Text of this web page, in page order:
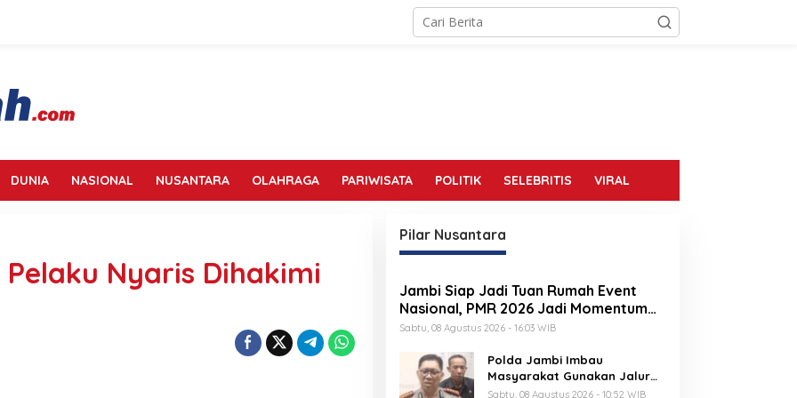
DUNIA NASIONAL NUSANTARA OLAHRAGA PARIWISATA POLITIK SELEBRITIS VIRAL
Nyaris Dihakimi
Pilar Nusantara
Jambi Siap Jadi Tuan Rumah Event
Nasional, PMR 2026 Jadi Momentum
Pembuktian
Sabtu, 08 Agustus 2026 - 16:03 WIB
Polda Jambi Imbau
Masyarakat Gunakan Jalur
Alternatif Selama
Sabtu, 08 Agustus 2026 - 10:52 WIB